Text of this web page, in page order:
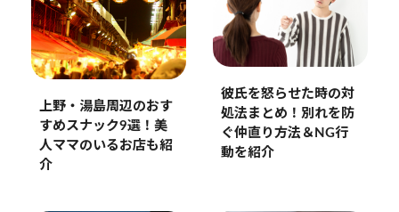
上野・湯島周辺のおす
すめスナック9選！美
人ママのいるお店も紹
介
彼氏を怒らせた時の対
処法まとめ！別れを防
ぐ仲直り方法＆NG行
動を紹介